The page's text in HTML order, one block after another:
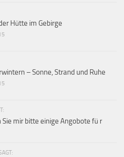
Hütte im Gebirge
– Sonne, Strand und Ruhe
Sie mir bitte einige Angobote fü r